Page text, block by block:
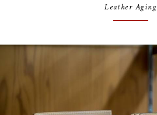
Leather Aging